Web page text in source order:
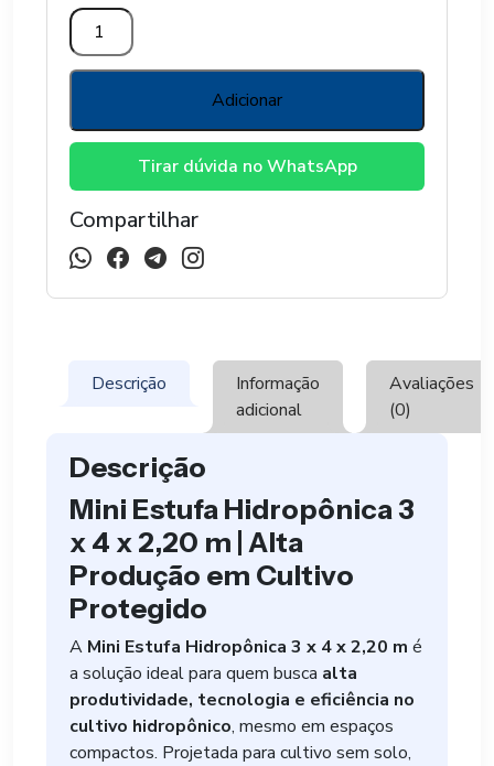
MINI
ESTUFA
HIDROPONICA
X
4
M
quantidade
Adicionar
Tirar dúvida no WhatsApp
Compartilhar
Descrição
Informação
adicional
Avaliações
(0)
Descrição
Mini Estufa Hidropônica 3
x 4 x 2,20 m | Alta
Produção em Cultivo
Protegido
A Mini Estufa Hidropônica 3 x 4 x 2,20 m é
a solução ideal para quem busca alta
produtividade, tecnologia e eficiência no
cultivo hidropônico, mesmo em espaços
compactos. Projetada para cultivo sem solo,